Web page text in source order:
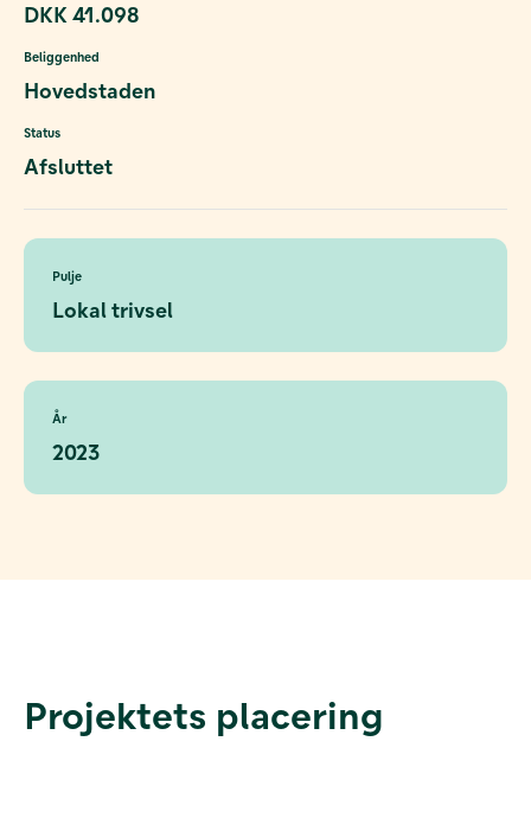
DKK 41.098
Beliggenhed
Hovedstaden
Status
Afsluttet
Pulje
Lokal trivsel
År
2023
Projektets placering